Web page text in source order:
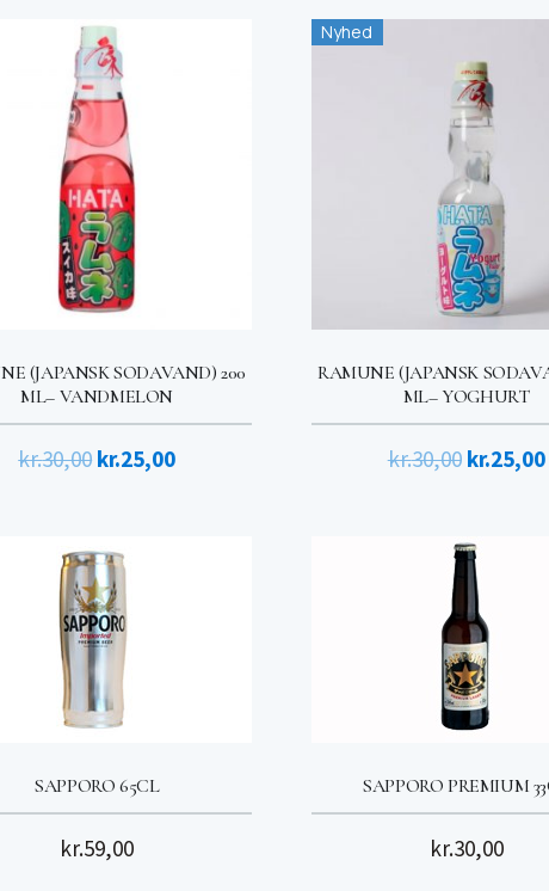
var:
kr.30,00.
pris
var:
kr.30,00.
(JAPANSK SODAVAND) 200
ML– VANDMELON
kr.30,00Den
var:
kr.30,00.
kr.25,00Den
Nyhed
RAMUNE (JAPANSK
ML– YOGHURT
kr.30,00 Den
var:
kr.30,00.
kr.25,00
SAPPORO 65CL
kr.59,00
SAPPORO PREMIUM
kr.30,00